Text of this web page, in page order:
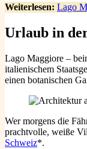
Weiterlesen: Lago
Urlaub in
Lago Maggiore –
italienischem
einen botanischen
Wer morgens die
prachtvolle, weiße
Schweiz*.